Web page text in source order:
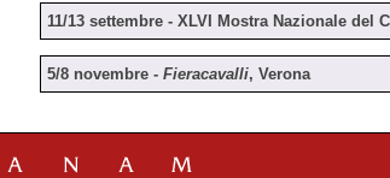
11/13 settembre - XLVI Mostra Nazionale del
5/8 novembre - Fieracavalli, Verona